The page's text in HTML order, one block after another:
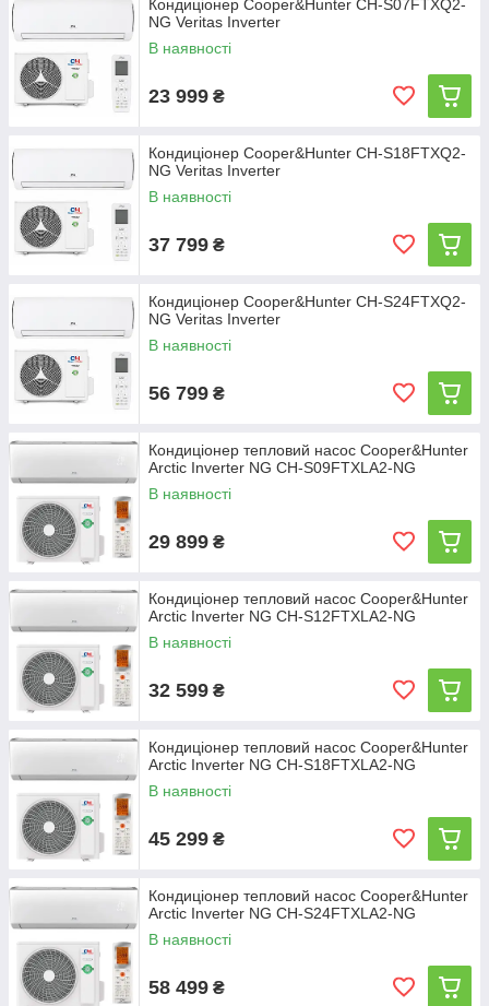
Кондиціонер Cooper&Hunter CH-S07FTXQ2-
NG Veritas Inverter
В наявності
23 999 ₴
Кондиціонер Cooper&Hunter CH-S18FTXQ2-
NG Veritas Inverter
В наявності
37 799 ₴
Кондиціонер Cooper&Hunter CH-S24FTXQ2-
NG Veritas Inverter
В наявності
56 799 ₴
Кондиціонер тепловий насос Cooper&Hunter
Arctic Inverter NG CH-S09FTXLA2-NG
В наявності
29 899 ₴
Кондиціонер тепловий насос Cooper&Hunter
Arctic Inverter NG CH-S12FTXLA2-NG
В наявності
32 599 ₴
Кондиціонер тепловий насос Cooper&Hunter
Arctic Inverter NG CH-S18FTXLA2-NG
В наявності
45 299 ₴
Кондиціонер тепловий насос Cooper&Hunter
Arctic Inverter NG CH-S24FTXLA2-NG
В наявності
58 499 ₴